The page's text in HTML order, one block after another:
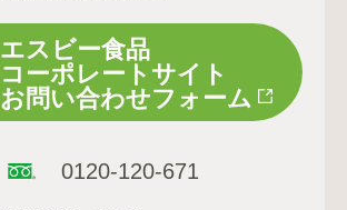
エスビー食品
コーポレートサイト
お問い合わせフォーム
0120-120-671